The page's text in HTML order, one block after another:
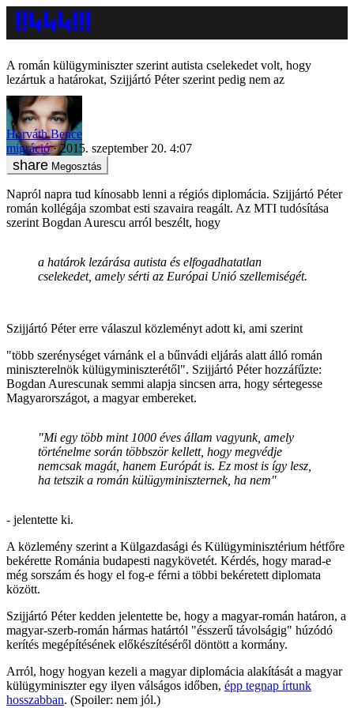
A román külügyminiszter szerint autista cselekedet volt, hogy
lezártuk a határokat, Szijjártó Péter szerint pedig nem az
Horváth Bence
migráció
2015. szeptember 20. 4:07
Megosztás
Napról napra tud kínosabb lenni a régiós diplomácia. Szijjártó Péter
román kollégája szombat esti szavaira reagált. Az MTI tudósítása
szerint Bogdan Aurescu arról beszélt, hogy
a határok lezárása autista és elfogadhatatlan
cselekedet, amely sérti az Európai Unió szellemiségét.
Szijjártó Péter erre válaszul közleményt adott ki, ami szerint
"több szerénységet várnánk el a bűnvádi eljárás alatt álló román
miniszterelnök külügyminiszterétől". Szijjártó Péter hozzáfűzte:
Bogdan Aurescunak semmi alapja sincsen arra, hogy sértegesse
Magyarországot, a magyar embereket.
"Mi egy több mint 1000 éves állam vagyunk, amely
történelme során többször kellett, hogy megvédje
nemcsak magát, hanem Európát is. Ez most is így lesz,
ha tetszik a román külügyminiszternek, ha nem"
- jelentette ki.
A közlemény szerint a Külgazdasági és Külügyminisztérium hétfőre
bekérette Románia budapesti nagykövetét. Kérdés, hogy marad-e
még sorszám és hogy el fog-e férni a többi bekéretett diplomata
között.
Szijjártó Péter kedden jelentette be, hogy a magyar-román határon, a
magyar-szerb-román hármas határtól "ésszerű távolságig" húzódó
kerítés megépítésének előkészítéséről döntött a kormány.
Arról, hogy hogyan kezeli a magyar diplomácia alakítását a magyar
külügyminiszter egy ilyen válságos időben, épp tegnap írtunk
hosszabban. (Spoiler: nem jól.)